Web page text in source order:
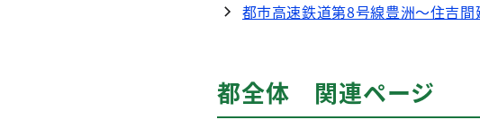
都市高速鉄道第8号線豊洲～住吉
都全体 関連ページ